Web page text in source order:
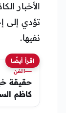
الأخبار
تؤدي إلى
نفيها.
اقرأ أيضًا
الفن
حقيقة
كاظم الساهر